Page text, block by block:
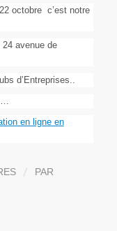
octobre c’est notre
24 avenue de
d’Entreprises..
en ligne en
/
PAR